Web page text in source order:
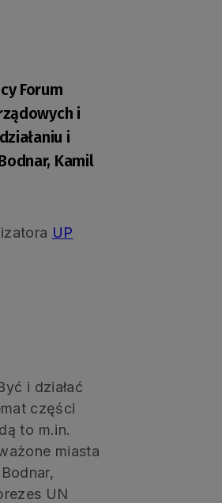
Forum
i
i
Kamil
UP
i działać
części
to m.in.
miasta
UN